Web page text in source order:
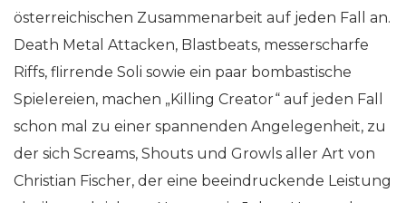
österreichischen Zusammenarbeit auf jeden Fall an.
Death Metal Attacken, Blastbeats, messerscharfe
Riffs, flirrende Soli sowie ein paar bombastische
Spielereien, machen „Killing Creator“ auf jeden Fall
schon mal zu einer spannenden Angelegenheit, zu
der sich Screams, Shouts und Growls aller Art von
Christian Fischer, der eine beeindruckende Leistung